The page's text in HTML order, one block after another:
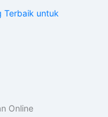
Terbaik untuk
Online